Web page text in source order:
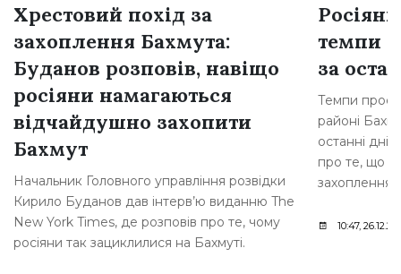
Хрестовий похід за
захоплення Бахмута:
Буданов розповів, навіщо
росіяни намагаються
відчайдушно захопити
Бахмут
Начальник Головного управління розвідки
Кирило Буданов дав інтерв’ю виданню The
New York Times, де розповів про те, чому
росіяни так зациклилися на Бахмуті.
темпи
за
Темпи
районі
останні
про те, що
захоплення
10:47,